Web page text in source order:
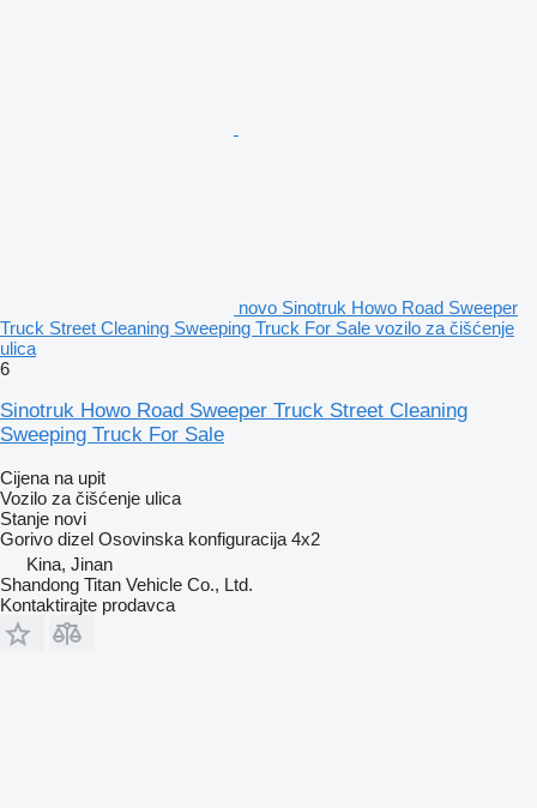
novo Sinotruk Howo Road Sweeper
Truck Street Cleaning Sweeping Truck For Sale vozilo za čišćenje
ulica
6
Sinotruk Howo Road Sweeper Truck Street Cleaning
Sweeping Truck For Sale
Cijena na upit
Vozilo za čišćenje ulica
Stanje novi
Gorivo dizel Osovinska konfiguracija 4x2
Kina, Jinan
Shandong Titan Vehicle Co., Ltd.
Kontaktirajte prodavca